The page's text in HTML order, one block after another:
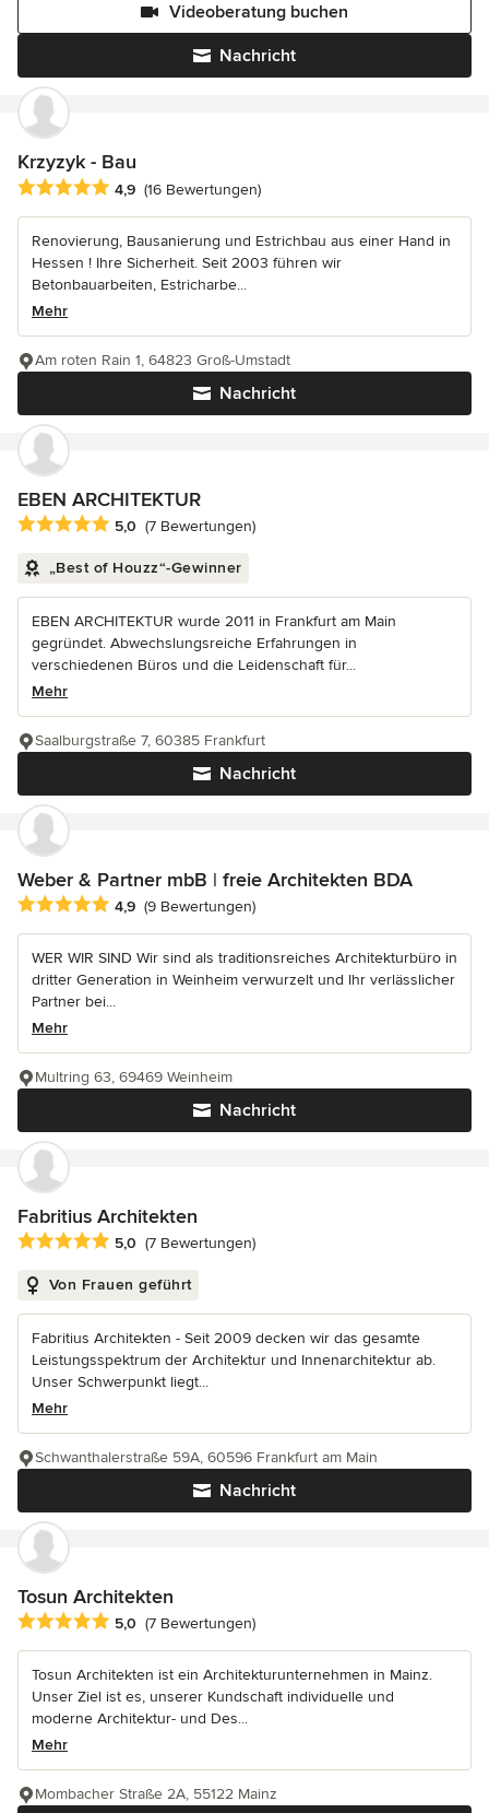
Nachricht
Videoberatung buchen
Krzyzyk - Bau
Durchschnittliche Bewertung: 4.9 von 5 Sternen
4,9 (16 Bewertungen)
Renovierung, Bausanierung und Estrichbau aus einer Hand in
Hessen ! Ihre Sicherheit. Seit 2003 führen wir
Betonbauarbeiten, Estricharbe...
Mehr
Nachricht
Am roten Rain 1, 64823 Groß-Umstadt
EBEN ARCHITEKTUR
Durchschnittliche Bewertung: 5 von 5 Sternen
5,0 (7 Bewertungen)
„Best of Houzz“-Gewinner
EBEN ARCHITEKTUR wurde 2011 in Frankfurt am Main
gegründet. Abwechslungsreiche Erfahrungen in
verschiedenen Büros und die Leidenschaft für...
Mehr
Nachricht
Saalburgstraße 7, 60385 Frankfurt
Weber & Partner mbB | freie Architekten BDA
Durchschnittliche Bewertung: 4.9 von 5 Sternen
4,9 (9 Bewertungen)
WER WIR SIND Wir sind als traditionsreiches Architekturbüro in
dritter Generation in Weinheim verwurzelt und Ihr verlässlicher
Partner bei...
Mehr
Nachricht
Multring 63, 69469 Weinheim
Fabritius Architekten
Durchschnittliche Bewertung: 5 von 5 Sternen
5,0 (7 Bewertungen)
Von Frauen geführt
Fabritius Architekten - Seit 2009 decken wir das gesamte
Leistungsspektrum der Architektur und Innenarchitektur ab.
Unser Schwerpunkt liegt...
Mehr
Nachricht
Schwanthalerstraße 59A, 60596 Frankfurt am Main
Tosun Architekten
Durchschnittliche Bewertung: 5 von 5 Sternen
5,0 (7 Bewertungen)
Tosun Architekten ist ein Architekturunternehmen in Mainz.
Unser Ziel ist es, unserer Kundschaft individuelle und
moderne Architektur- und Des...
Mehr
Mombacher Straße 2A, 55122 Mainz